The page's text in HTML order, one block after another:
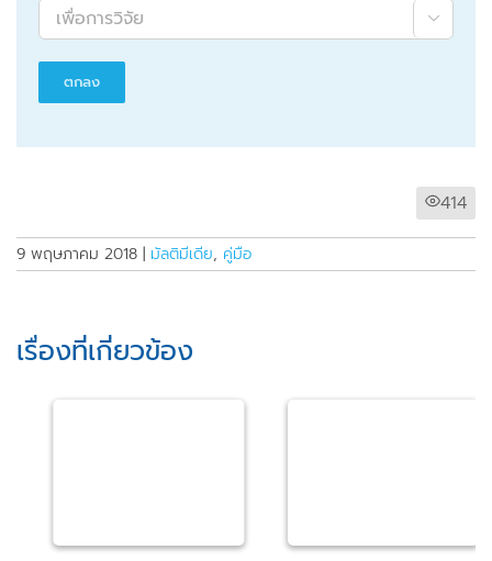

414
9 พฤษภาคม 2018 | มัลติมีเดีย, คู่มือ
เรื่องที่เกี่ยวข้อง